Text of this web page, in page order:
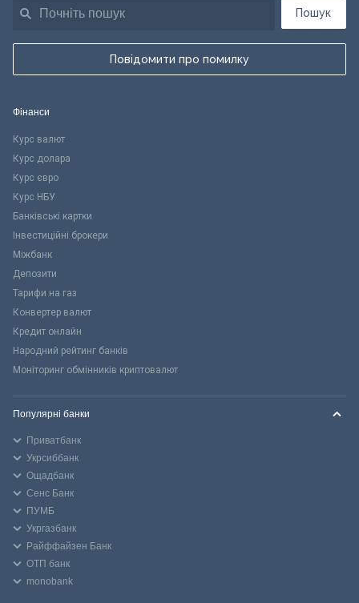
Пошук
Повідомити про помилку
Фінанси
Курс валют
Курс долара
Курс євро
Курс НБУ
Банківські картки
Інвестиційні брокери
Міжбанк
Депозити
Тарифи на газ
Конвертер валют
Кредит онлайн
Народний рейтинг банків
Моніторинг обмінників криптовалют
Популярні банки
Приватбанк
Укрсиббанк
Ощадбанк
Сенс Банк
ПУМБ
Укргазбанк
Райффайзен Банк
ОТП банк
monobank